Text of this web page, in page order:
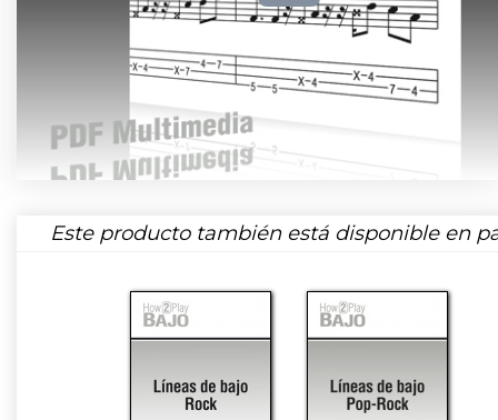
Este producto también está disponible en